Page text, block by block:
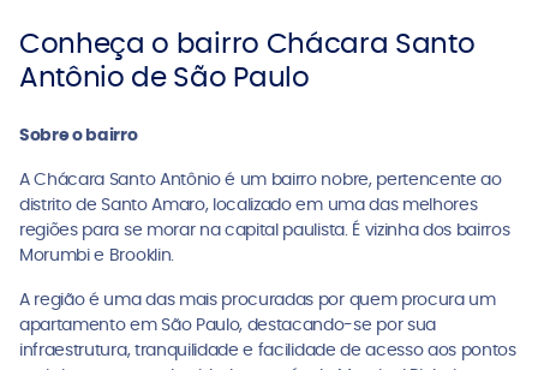
Conheça o bairro Chácara Santo
Antônio de São Paulo
Sobre o bairro
A Chácara Santo Antônio é um bairro nobre, pertencente ao
distrito de Santo Amaro, localizado em uma das melhores
regiões para se morar na capital paulista. É vizinha dos bairros
Morumbi e Brooklin.
A região é uma das mais procuradas por quem procura um
apartamento em São Paulo, destacando-se por sua
infraestrutura, tranquilidade e facilidade de acesso aos pontos